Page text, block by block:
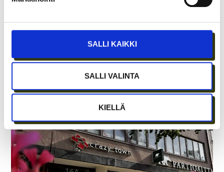
SALLI KAIKKI
SALLI VALINTA
KIELLÄ
PARHAAT IDEAT SYNTYVÄT EDELLEEN
IHMISTEN AIDOISSA KOHTAAMISISSA